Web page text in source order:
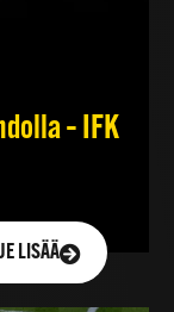
– IFK
LISÄÄ